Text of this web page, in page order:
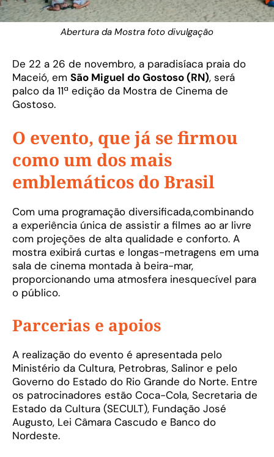
Abertura da Mostra foto divulgação
De 22 a 26 de novembro, a paradisíaca praia do
Maceió, em São Miguel do Gostoso (RN), será
palco da 11ª edição da Mostra de Cinema de
Gostoso.
O evento, que já se firmou
como um dos mais
emblemáticos do Brasil
Com uma programação diversificada,combinando
a experiência única de assistir a filmes ao ar livre
com projeções de alta qualidade e conforto. A
mostra exibirá curtas e longas-metragens em uma
sala de cinema montada à beira-mar,
proporcionando uma atmosfera inesquecível para
o público.
Parcerias e apoios
A realização do evento é apresentada pelo
Ministério da Cultura, Petrobras, Salinor e pelo
Governo do Estado do Rio Grande do Norte. Entre
os patrocinadores estão Coca-Cola, Secretaria de
Estado da Cultura (SECULT), Fundação José
Augusto, Lei Câmara Cascudo e Banco do
Nordeste.